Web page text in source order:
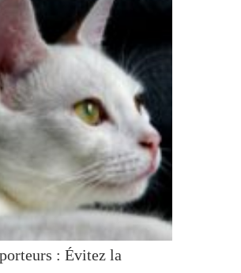
: Évitez la